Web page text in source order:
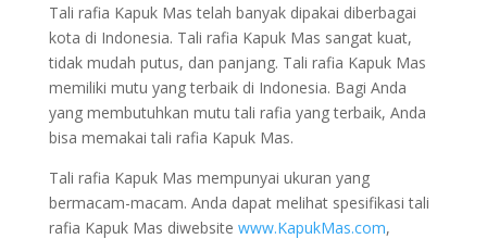
Tali rafia Kapuk Mas telah banyak dipakai diberbagai
kota di Indonesia. Tali rafia Kapuk Mas sangat kuat,
tidak mudah putus, dan panjang. Tali rafia Kapuk Mas
memiliki mutu yang terbaik di Indonesia. Bagi Anda
yang membutuhkan mutu tali rafia yang terbaik, Anda
bisa memakai tali rafia Kapuk Mas.
Tali rafia Kapuk Mas mempunyai ukuran yang
bermacam-macam. Anda dapat melihat spesifikasi tali
rafia Kapuk Mas diwebsite www.KapukMas.com,